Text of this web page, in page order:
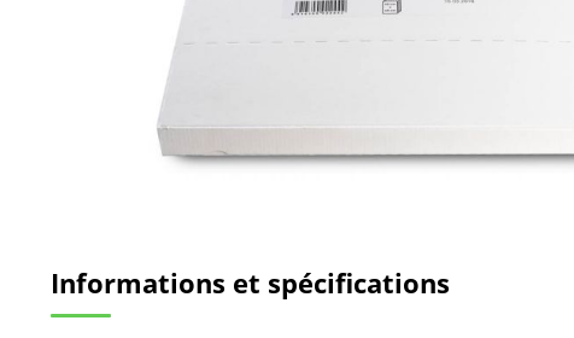
début
de
la
Informations et spécifications